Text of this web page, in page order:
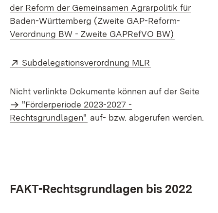
der Reform der Gemeinsamen Agrarpolitik für
Baden-Württemberg (Zweite GAP-Reform-
Verordnung BW - Zweite GAPRefVO BW)
Extern:
Subdelegationsverordnung MLR
Nicht verlinkte Dokumente können auf der Seite
"Förderperiode 2023-2027 -
Rechtsgrundlagen" auf- bzw. abgerufen werden.
FAKT-Rechtsgrundlagen bis 2022